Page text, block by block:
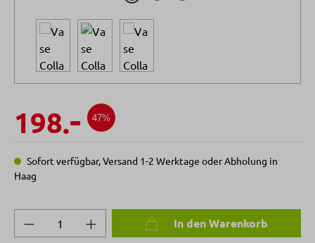
198.- 47%
Sofort verfügbar, Versand 1-2 Werktage oder Abholung in
Haag
Produkt Anzahl: Gib den gewünschten
In den Warenkorb